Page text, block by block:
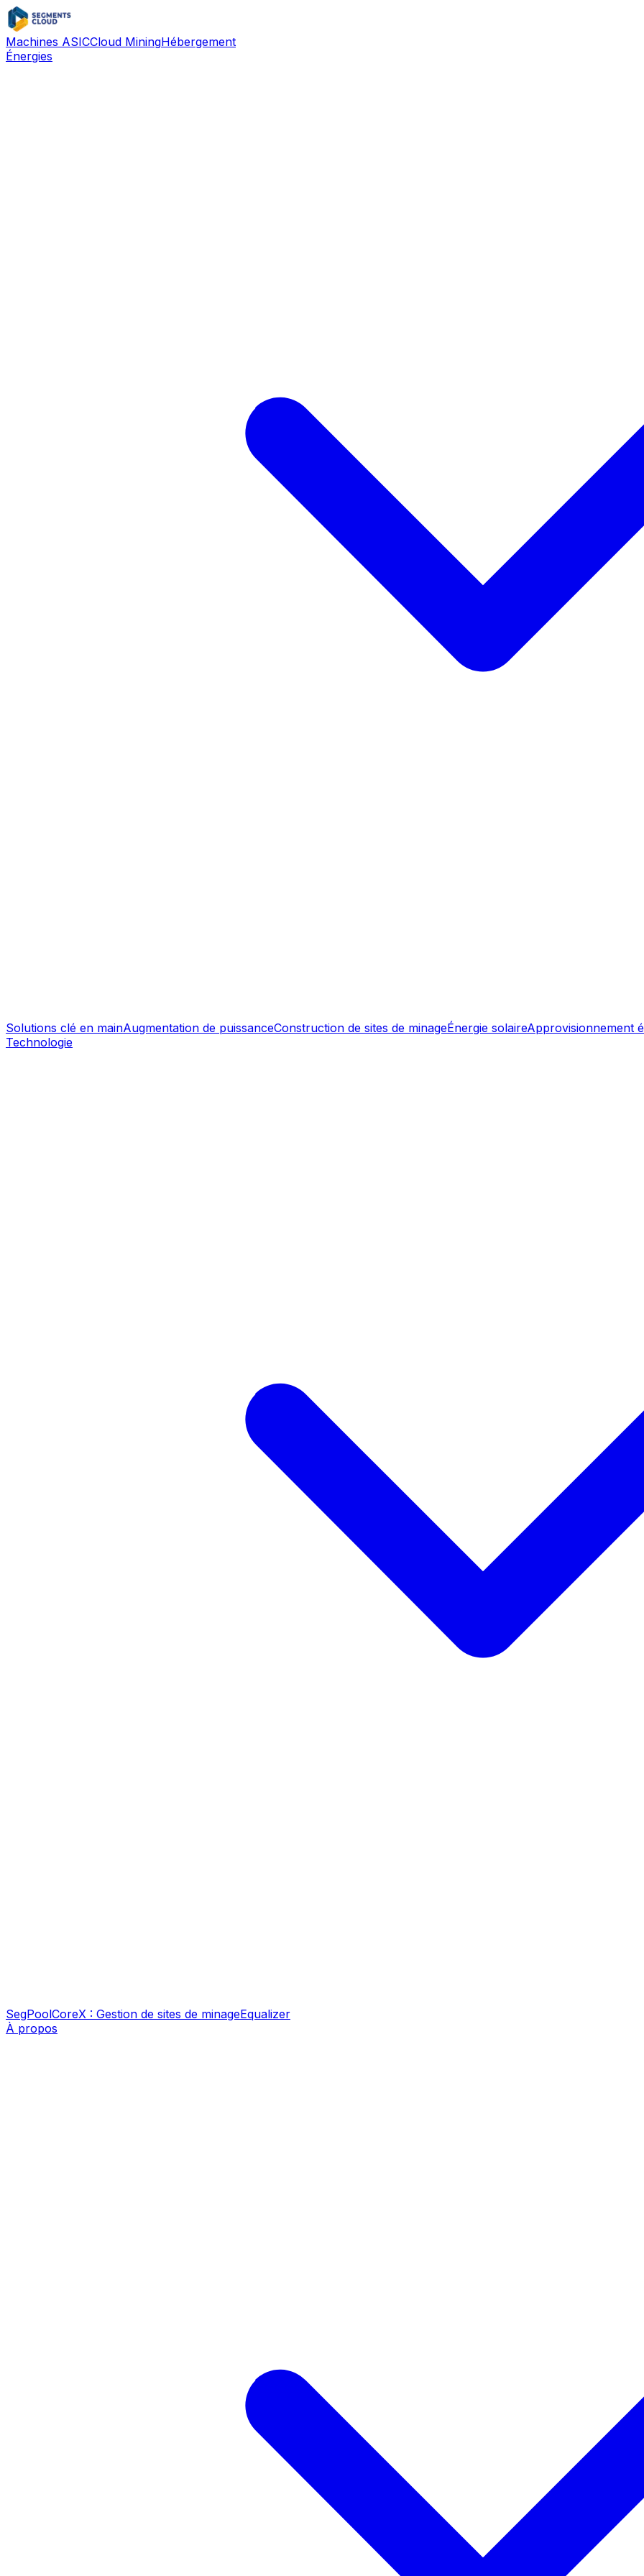
Machines ASICCloud MiningHébergement
Énergies
Solutions clé en mainAugmentation de puissanceConstruction de sites de minageÉnergie solaireApprovisionnement
Technologie
SegPoolCoreX : Gestion de sites de minageEqualizer
À propos